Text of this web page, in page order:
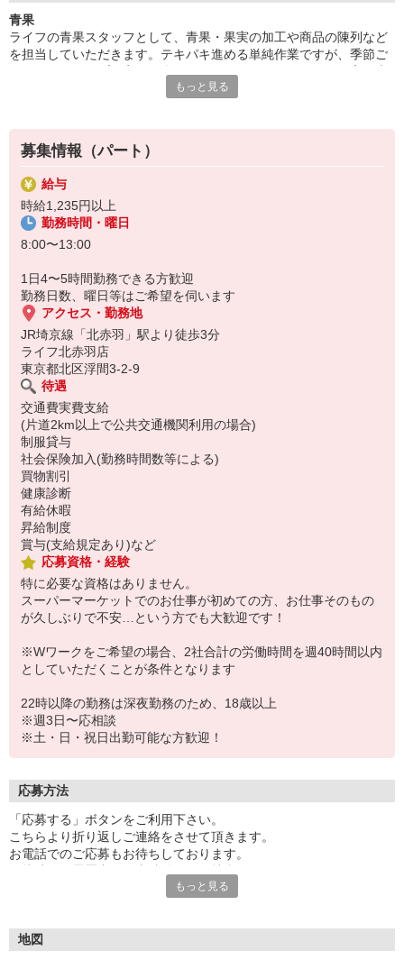
を知ることができ、食材の目利き術が養われていきます！普段の
お買い物にも活かせるので、パートのやる気も自然とUP！？お
いしい食卓は、おいしい食材選びから。自分や家族のためにプラ
スになるお仕事はいかがでしょうか？ご応募お待ちしています！
青果
ライフの青果スタッフとして、青果・果実の加工や商品の陳列など
を担当していただきます。テキパキ進める単純作業ですが、季節ご
場をつくる醍醐味も。馴染みのあるスーパーマーケットだからこ
もっと見る
募集情報（パート）
給与
時給1,235円以上
勤務時間・曜日
8:00〜13:00
1日4〜5時間勤務できる方歓迎
勤務日数、曜日等はご希望を伺います
アクセス・勤務地
JR埼京線「北赤羽」駅より徒歩3分
ライフ北赤羽店
東京都北区浮間3-2-9
待遇
交通費実費支給
(片道2km以上で公共交通機関利用の場合)
制服貸与
社会保険加入(勤務時間数等による)
買物割引
健康診断
有給休暇
昇給制度
賞与(支給規定あり)など
応募資格・経験
特に必要な資格はありません。
スーパーマーケットでのお仕事が初めての方、お仕事そのもの
が久しぶりで不安…という方でも大歓迎です！
※Wワークをご希望の場合、2社合計の労働時間を週40時間以内
としていただくことが条件となります
22時以降の勤務は深夜勤務のため、18歳以上
※週3日〜応相談
※土・日・祝日出勤可能な方歓迎！
応募方法
「応募する」ボタンをご利用下さい。
こちらより折り返しご連絡をさせて頂きます。
お電話でのご応募もお待ちしております。
もっと見る
地図